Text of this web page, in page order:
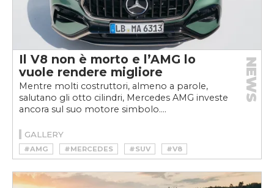
Il V8 non è morto e l’AMG lo
vuole rendere migliore
Mentre molti costruttori, almeno a parole,
salutano gli otto cilindri, Mercedes AMG investe
ancora sul suo motore simbolo....
NEWS
GALLERY
#AMG #MERCEDES #SUV #V8